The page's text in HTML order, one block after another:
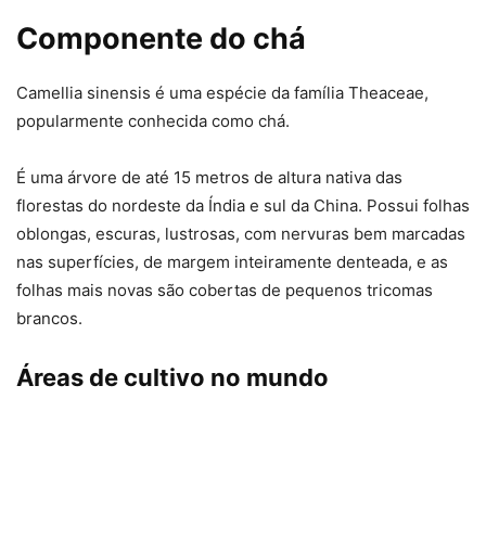
Componente do chá
Camellia sinensis é uma espécie da família Theaceae,
popularmente conhecida como chá.
É uma árvore de até 15 metros de altura nativa das
florestas do nordeste da Índia e sul da China. Possui folhas
oblongas, escuras, lustrosas, com nervuras bem marcadas
nas superfícies, de margem inteiramente denteada, e as
folhas mais novas são cobertas de pequenos tricomas
brancos.
Áreas de cultivo no mundo